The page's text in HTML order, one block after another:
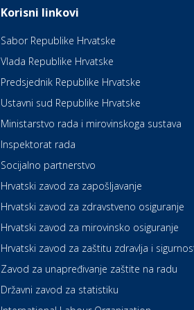
Korisni linkovi
Sabor Republike Hrvatske
Vlada Republike Hrvatske
Predsjednik Republike Hrvatske
Ustavni sud Republike Hrvatske
Ministarstvo rada i mirovinskoga sustava
Inspektorat rada
Socijalno partnerstvo
Hrvatski zavod za zapošljavanje
Hrvatski zavod za zdravstveno osiguranje
Hrvatski zavod za mirovinsko osiguranje
Hrvatski zavod za zaštitu zdravlja i
Zavod za unapređivanje zaštite na radu
Državni zavod za statistiku